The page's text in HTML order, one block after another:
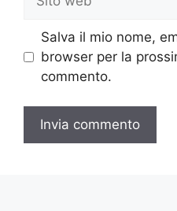
web
Salva il mio nome,
browser per la
commento.